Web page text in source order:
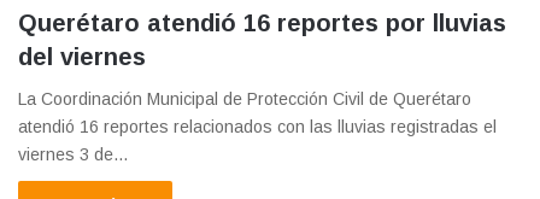
Querétaro atendió 16 reportes por lluvias
del viernes
La Coordinación Municipal de Protección Civil de Querétaro
atendió 16 reportes relacionados con las lluvias registradas el
viernes 3 de…